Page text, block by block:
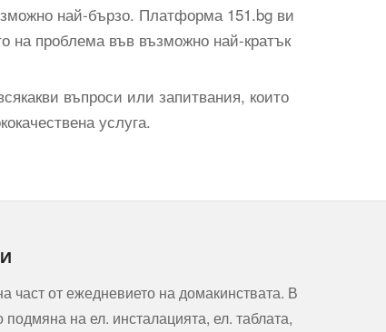
най-бързо. Платформа 151.bg ви
на проблема във възможно най-кратък
въпроси или запитвания, които
услуга.
част от ежедневието на домакинствата. В
подмяна на ел. инсталацията, ел. таблата,